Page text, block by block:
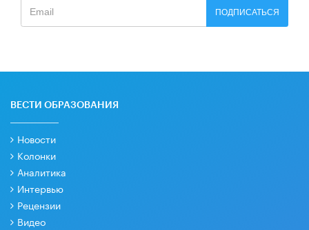
ПОДПИСАТЬСЯ
ВЕСТИ ОБРАЗОВАНИЯ
Новости
Колонки
Аналитика
Интервью
Рецензии
Видео